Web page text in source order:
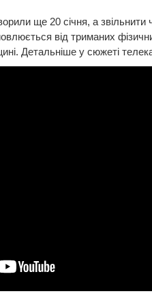
ще 20 січня, а
від триманих
Детальніше у сюжеті